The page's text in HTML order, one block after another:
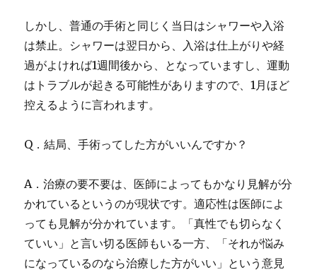
しかし、普通の手術と同じく当日はシャワーや入浴
は禁止。シャワーは翌日から、入浴は仕上がりや経
過がよければ1週間後から、となっていますし、運動
はトラブルが起きる可能性がありますので、1月ほど
控えるように言われます。
Q．結局、手術ってした方がいいんですか？
A．治療の要不要は、医師によってもかなり見解が分
かれているというのが現状です。適応性は医師によ
っても見解が分かれています。「真性でも切らなく
ていい」と言い切る医師もいる一方、「それが悩み
になっているのなら治療した方がいい」という意見